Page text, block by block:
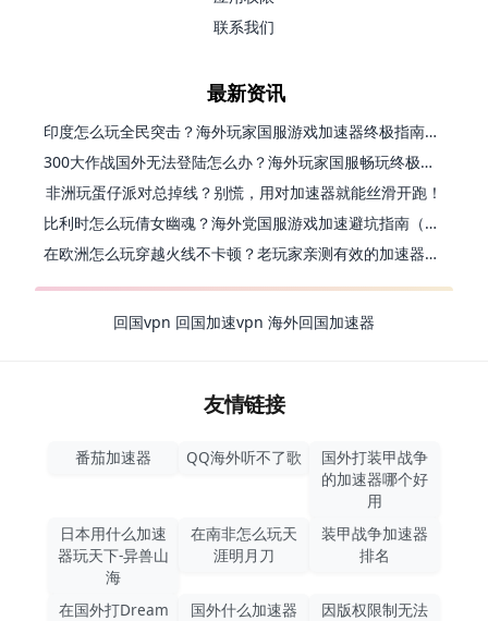
联系我们
最新资讯
印度怎么玩全民突击？海外玩家国服游戏加速器终极指南（附原神延迟优化+精灵之境加速器选择）
300大作战国外无法登陆怎么办？海外玩家国服畅玩终极指南（附实测推荐）
非洲玩蛋仔派对总掉线？别慌，用对加速器就能丝滑开跑！
比利时怎么玩倩女幽魂？海外党国服游戏加速避坑指南（附实测推荐）
在欧洲怎么玩穿越火线不卡顿？老玩家亲测有效的加速器选择指南
回国vpn 回国加速vpn 海外回国加速器
友情链接
番茄加速器 QQ海外听不了歌
国外打装甲战争
的加速器哪个好
用
日本用什么加速
器玩天下-异兽山
海
在南非怎么玩天
涯明月刀
装甲战争加速器
排名
在国外打Dream
国外什么加速器
因版权限制无法